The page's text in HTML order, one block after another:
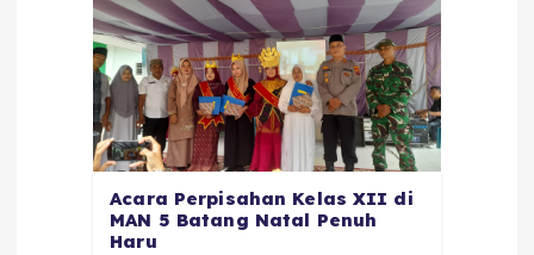
Acara Perpisahan Kelas XII di
MAN 5 Batang Natal Penuh
Haru